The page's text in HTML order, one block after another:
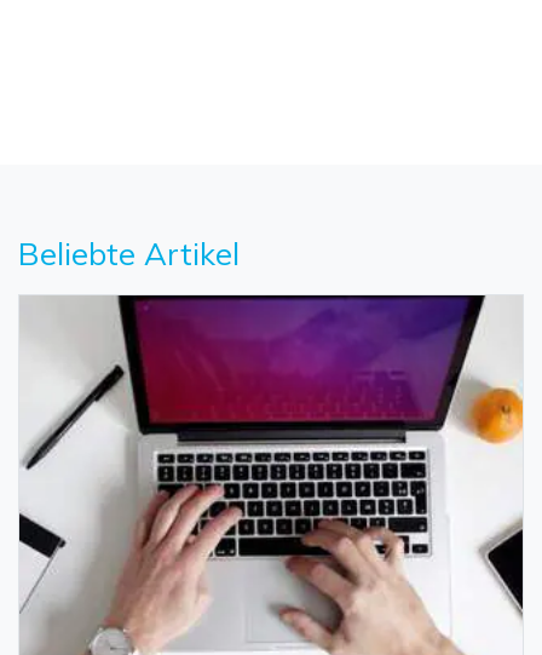
Beliebte Artikel